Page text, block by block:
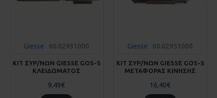
Giesse 60.02931000
ΚΙΤ ΣΥΡ/ΝΩΝ GIESSE GOS-S
ΚΛΕΙΔΩΜΑΤΟΣ
9,49€
Giesse 60.02951000
ΚΙΤ ΣΥΡ/ΝΩΝ GIESSE GOS-S
ΜΕΤΑΦΟΡΑΣ ΚΙΝΗΣΗΣ
16,40€